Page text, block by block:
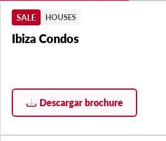
SALE HOUSES
Ibiza Condos
Descargar brochure